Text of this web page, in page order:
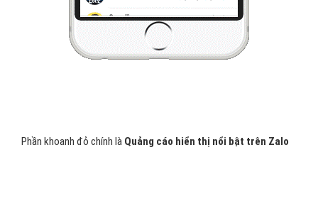
Phần khoanh đỏ chính là Quảng cáo hiển thị nổi bật trên Zalo